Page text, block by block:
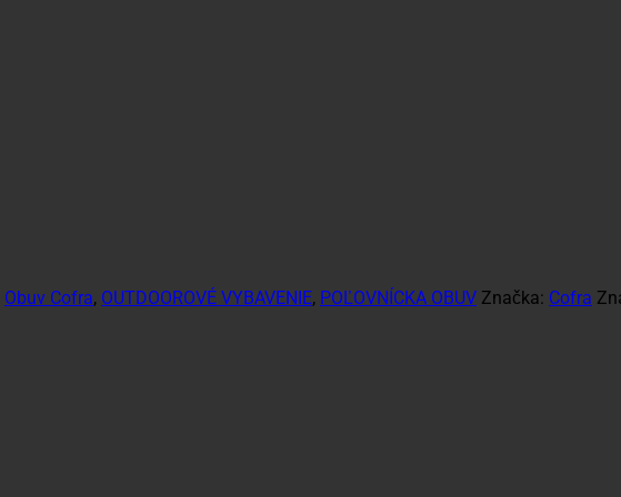
Obuv Cofra, OUTDOOROVÉ VYBAVENIE, POĽOVNÍCKA OBUV Značka: Cofra